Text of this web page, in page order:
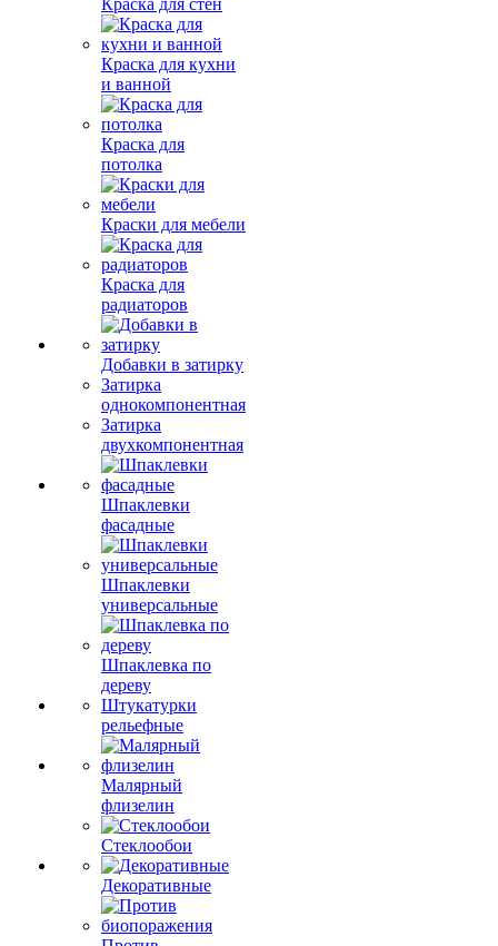
Краска для стен
Краска для кухни
и ванной
Краска для
потолка
Краски для мебели
Краска для
радиаторов
Добавки в затирку
Затирка
однокомпонентная
Затирка
двухкомпонентная
Шпаклевки
фасадные
Шпаклевки
универсальные
Шпаклевка по
дереву
Штукатурки
рельефные
Малярный
флизелин
Стеклообои
Декоративные